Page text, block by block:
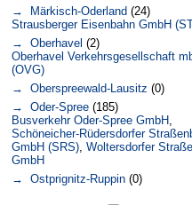
→ Märkisch-Oderland (24)
Strausberger Eisenbahn GmbH
→ Oberhavel (2)
Oberhavel Verkehrsgesellschaft
(OVG)
→ Oberspreewald-Lausitz (0)
→ Oder-Spree (185)
Busverkehr Oder-Spree GmbH,
Schöneicher-Rüdersdorfer
GmbH (SRS), Woltersdorfer
GmbH
→ Ostprignitz-Ruppin (0)